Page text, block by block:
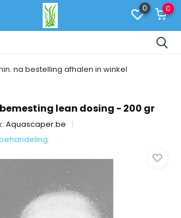
0 0
na bestelling afhalen in winkel
lean dosing - 200 gr
Aquascaper.be